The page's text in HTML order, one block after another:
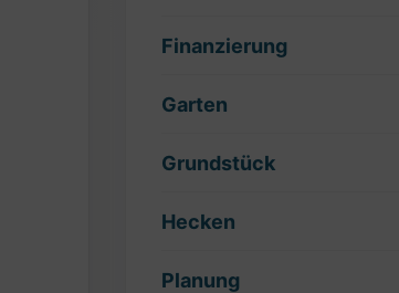
Finanzierung
Garten
Grundstück
Hecken
Planung